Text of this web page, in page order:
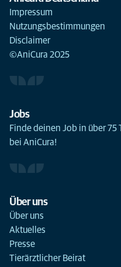
Impressum
Nutzungsbestimmungen
Disclaimer
©AniCura 2025
Jobs
Finde deinen Job in über
bei AniCura!
Über uns
Über uns
Aktuelles
Presse
Tierärztlicher Beirat